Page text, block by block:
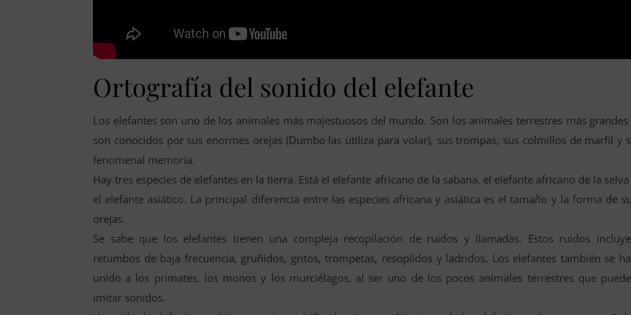
Ortografía del sonido del elefante
Los elefantes son uno de los animales más majestuosos del mundo. Son los animales terrestres más grandes
son conocidos por sus enormes orejas (Dumbo las utiliza para volar), sus trompas, sus colmillos de marfil y
fenomenal memoria.
Hay tres especies de elefantes en la tierra. Está el elefante africano de la sabana, el elefante africano de la selva
el elefante asiático. La principal diferencia entre las especies africana y asiática es el tamaño y la forma de
orejas.
Se sabe que los elefantes tienen una compleja recopilación de ruidos y llamadas. Estos ruidos
retumbos de baja frecuencia, gruñidos, gritos, trompetas, resoplidos y ladridos. Los elefantes también se
unido a los primates, los monos y los murciélagos, al ser uno de los pocos animales terrestres que
imitar sonidos.